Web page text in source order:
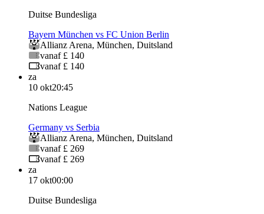
Duitse Bundesliga
Bayern München vs FC Union Berlin
Allianz Arena, München, Duitsland
vanaf £ 140
vanaf £ 140
za
10 okt20:45
Nations League
Germany vs Serbia
Allianz Arena, München, Duitsland
vanaf £ 269
vanaf £ 269
za
17 okt00:00
Duitse Bundesliga